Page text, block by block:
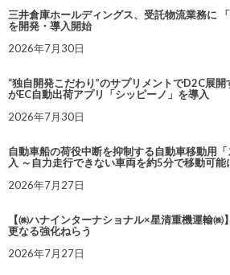
三井倉庫ホールディングス、受託物流業務に
を開発・導入開始
2026年7月30日
“独自開発こだわり”のサプリメントでD2C展開
がEC自動出荷アプリ「シッピーノ」を導入
2026年7月30日
自動車船の荷役中断を抑制する自動車移動用
入 ～自力走行できない車両を約5分で移動可能
2026年7月27日
【㈱ハナインターナショナル×星清重機運輸
更なる強化ねらう
2026年7月27日